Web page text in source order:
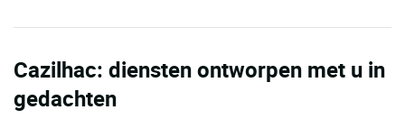
Cazilhac: diensten ontworpen met u in
gedachten